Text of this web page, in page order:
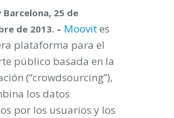
25 de
de 2013. – Moovites
plataforma para el
público basada en la
(“crowdsourcing”),
los datos
por los usuarios y los